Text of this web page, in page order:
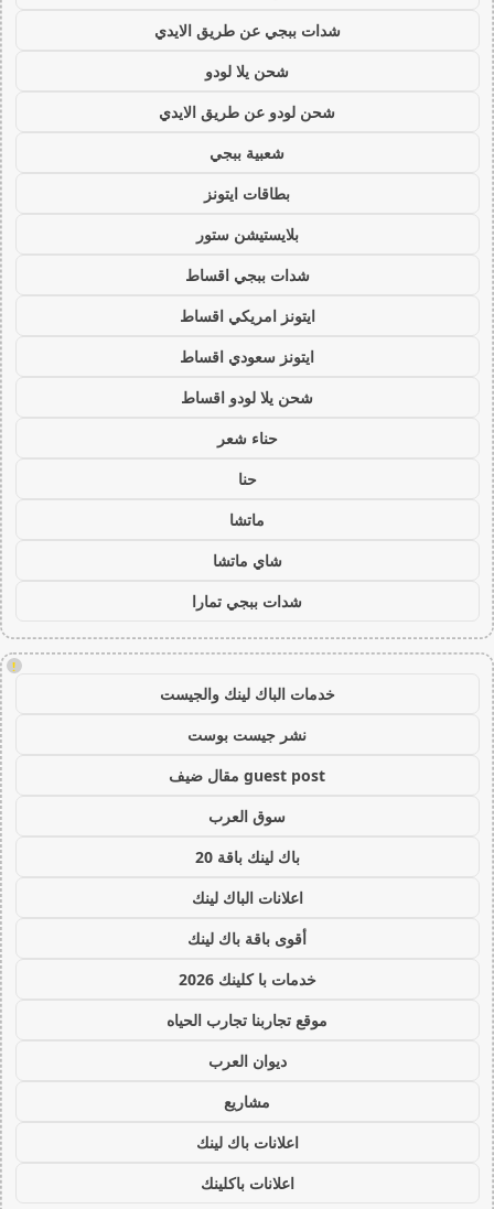
شدات ببجي عن طريق الايدي
شحن يلا لودو
شحن لودو عن طريق الايدي
شعبية ببجي
بطاقات ايتونز
بلايستيشن ستور
شدات ببجي اقساط
ايتونز امريكي اقساط
ايتونز سعودي اقساط
شحن يلا لودو اقساط
حناء شعر
حنا
ماتشا
شاي ماتشا
شدات ببجي تمارا
!
خدمات الباك لينك والجيست
نشر جيست بوست
guest post مقال ضيف
سوق العرب
باك لينك باقة 20
اعلانات الباك لينك
أقوى باقة باك لينك
خدمات با كلينك 2026
موقع تجاربنا تجارب الحياه
ديوان العرب
مشاريع
اعلانات باك لينك
اعلانات باكلينك